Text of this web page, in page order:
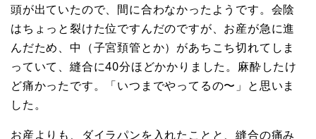
頭が出ていたので、間に合わなかったようです。会陰
はちょっと裂けた位ですんだのですが、お産が急に進
んだため、中（子宮頚管とか）があちこち切れてしま
っていて、縫合に40分ほどかかりました。麻酔したけ
ど痛かったです。「いつまでやってるの〜」と思いま
した。
お産よりも、ダイラパンを入れたことと、縫合の痛み